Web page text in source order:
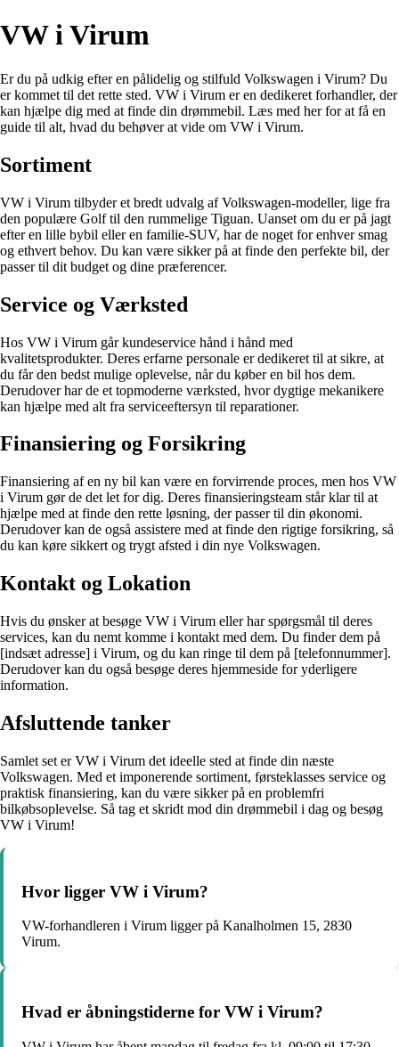
VW i Virum
Er du på udkig efter en pålidelig og stilfuld Volkswagen i Virum? Du
er kommet til det rette sted. VW i Virum er en dedikeret forhandler, der
kan hjælpe dig med at finde din drømmebil. Læs med her for at få en
guide til alt, hvad du behøver at vide om VW i Virum.
Sortiment
VW i Virum tilbyder et bredt udvalg af Volkswagen-modeller, lige fra
den populære Golf til den rummelige Tiguan. Uanset om du er på jagt
efter en lille bybil eller en familie-SUV, har de noget for enhver smag
og ethvert behov. Du kan være sikker på at finde den perfekte bil, der
passer til dit budget og dine præferencer.
Service og Værksted
Hos VW i Virum går kundeservice hånd i hånd med
kvalitetsprodukter. Deres erfarne personale er dedikeret til at sikre, at
du får den bedst mulige oplevelse, når du køber en bil hos dem.
Derudover har de et topmoderne værksted, hvor dygtige mekanikere
kan hjælpe med alt fra serviceeftersyn til reparationer.
Finansiering og Forsikring
Finansiering af en ny bil kan være en forvirrende proces, men hos VW
i Virum gør de det let for dig. Deres finansieringsteam står klar til at
hjælpe med at finde den rette løsning, der passer til din økonomi.
Derudover kan de også assistere med at finde den rigtige forsikring, så
du kan køre sikkert og trygt afsted i din nye Volkswagen.
Kontakt og Lokation
Hvis du ønsker at besøge VW i Virum eller har spørgsmål til deres
services, kan du nemt komme i kontakt med dem. Du finder dem på
[indsæt adresse] i Virum, og du kan ringe til dem på [telefonnummer].
Derudover kan du også besøge deres hjemmeside for yderligere
information.
Afsluttende tanker
Samlet set er VW i Virum det ideelle sted at finde din næste
Volkswagen. Med et imponerende sortiment, førsteklasses service og
praktisk finansiering, kan du være sikker på en problemfri
bilkøbsoplevelse. Så tag et skridt mod din drømmebil i dag og besøg
VW i Virum!
Hvor ligger VW i Virum?
VW-forhandleren i Virum ligger på Kanalholmen 15, 2830
Virum.
Hvad er åbningstiderne for VW i Virum?